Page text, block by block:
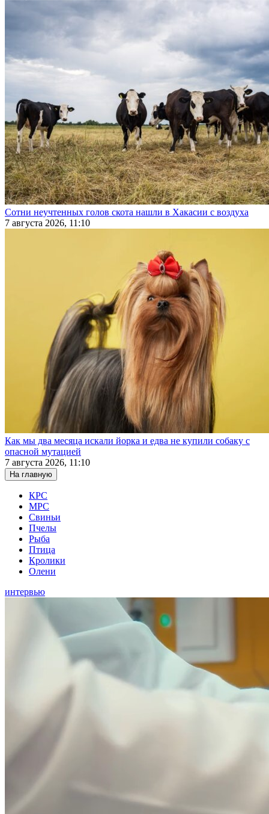
Сотни неучтенных голов скота нашли в Хакасии с воздуха
7 августа 2026, 11:10
Как мы два месяца искали йорка и едва не купили собаку с
опасной мутацией
7 августа 2026, 11:10
На главную
КРС
МРС
Свиньи
Пчелы
Рыба
Птица
Кролики
Олени
интервью